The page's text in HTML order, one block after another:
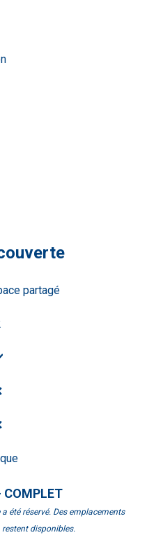
partagé
COMPLET
été réservé. Des emplacements
disponibles.